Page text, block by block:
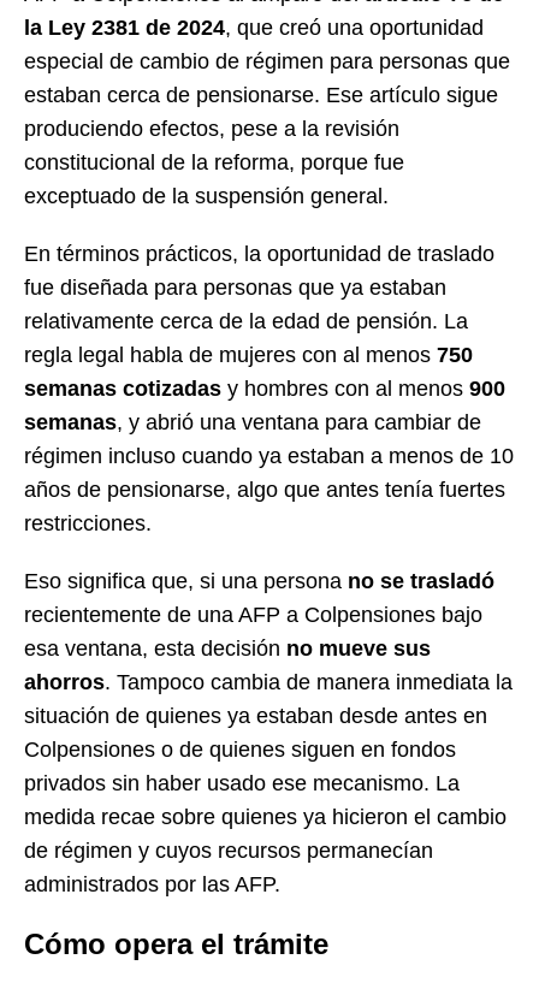
la Ley 2381 de 2024, que creó una oportunidad
especial de cambio de régimen para personas que
estaban cerca de pensionarse. Ese artículo sigue
produciendo efectos, pese a la revisión
constitucional de la reforma, porque fue
exceptuado de la suspensión general.
En términos prácticos, la oportunidad de traslado
fue diseñada para personas que ya estaban
relativamente cerca de la edad de pensión. La
regla legal habla de mujeres con al menos 750
semanas cotizadas y hombres con al menos 900
semanas, y abrió una ventana para cambiar de
régimen incluso cuando ya estaban a menos de 10
años de pensionarse, algo que antes tenía fuertes
restricciones.
Eso significa que, si una persona no se trasladó
recientemente de una AFP a Colpensiones bajo
esa ventana, esta decisión no mueve sus
ahorros. Tampoco cambia de manera inmediata la
situación de quienes ya estaban desde antes en
Colpensiones o de quienes siguen en fondos
privados sin haber usado ese mecanismo. La
medida recae sobre quienes ya hicieron el cambio
de régimen y cuyos recursos permanecían
administrados por las AFP.
Cómo opera el trámite